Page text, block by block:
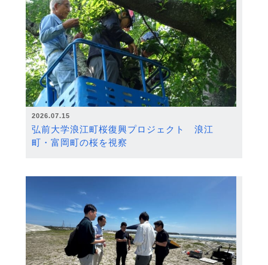
2026.07.15
弘前大学浪江町桜復興プロジェクト 浪江
町・富岡町の桜を視察